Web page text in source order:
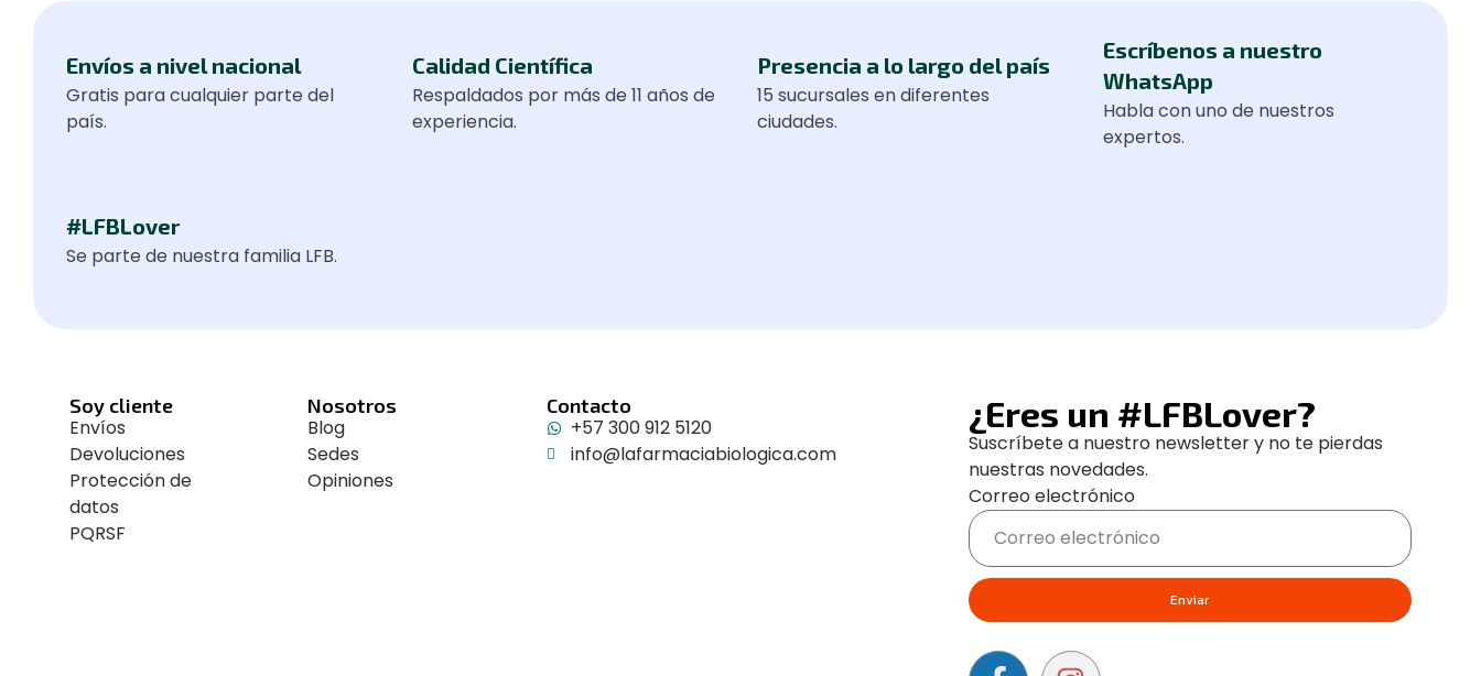
Envíos a nivel nacional
Gratis para cualquier parte del
país.
Calidad Científica
Respaldados por más de 11 años de
experiencia.
Presencia a lo largo del país
15 sucursales en diferentes
ciudades.
Escríbenos a nuestro
WhatsApp
Habla con uno de nuestros
expertos.
#LFBLover
Se parte de nuestra familia LFB.
Soy cliente
Envíos
Devoluciones
Protección de
datos
PQRSF
Nosotros
Blog
Sedes
Opiniones
Contacto
+57 300 912 5120
info@lafarmaciabiologica.com
¿Eres un #LFBLover?
Suscríbete a nuestro newsletter y no te pierdas
nuestras novedades.
Correo electrónico
Enviar